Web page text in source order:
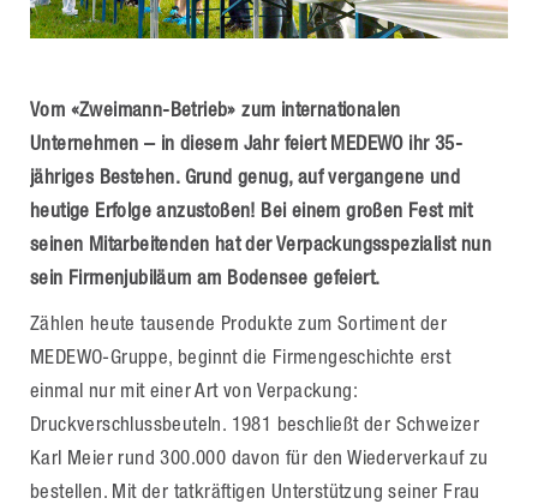
Vom «Zweimann-Betrieb» zum internationalen
Unternehmen – in diesem Jahr feiert MEDEWO ihr 35-
jähriges Bestehen. Grund genug, auf vergangene und
heutige Erfolge anzustoßen! Bei einem großen Fest mit
seinen Mitarbeitenden hat der Verpackungsspezialist nun
sein Firmenjubiläum am Bodensee gefeiert.
Zählen heute tausende Produkte zum Sortiment der
MEDEWO-Gruppe, beginnt die Firmengeschichte erst
einmal nur mit einer Art von Verpackung:
Druckverschlussbeuteln. 1981 beschließt der Schweizer
Karl Meier rund 300.000 davon für den Wiederverkauf zu
bestellen. Mit der tatkräftigen Unterstützung seiner Frau